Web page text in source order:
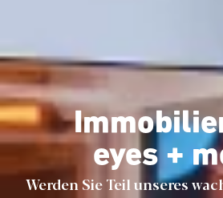
eyes +
Werden Sie Teil unseres